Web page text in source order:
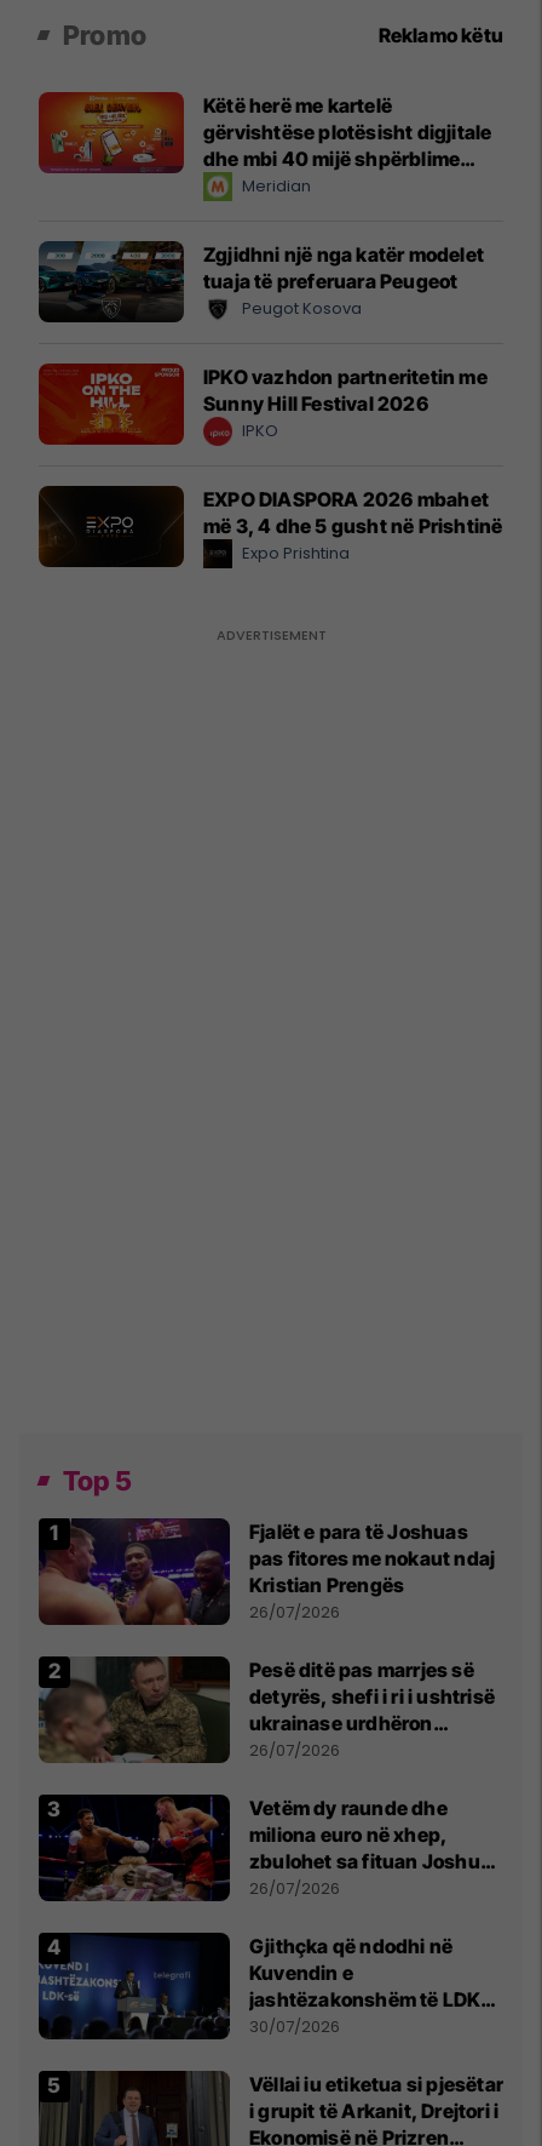
Promo Reklamo këtu
Këtë herë me kartelë
gërvishtëse plotësisht digjitale
dhe mbi 40 mijë shpërblime
instant!Meridian
Zgjidhni një nga katër modelet
tuaja të preferuara Peugeot
Peugot Kosova
IPKO vazhdon partneritetin me
Sunny Hill Festival 2026
IPKO
EXPO DIASPORA 2026 mbahet
më 3, 4 dhe 5 gusht në Prishtinë
Expo Prishtina
Top 5
Fjalët e para të Joshuas
pas fitores me nokaut ndaj
Kristian Prengës
26/07/2026
Pesë ditë pas marrjes së
detyrës, shefi i ri i ushtrisë
ukrainase urdhëron
kontroll të madh
26/07/2026
Vetëm dy raunde dhe
miliona euro në xhep,
zbulohet sa fituan Joshua
e Prenga
26/07/2026
Gjithçka që ndodhi në
Kuvendin e
jashtëzakonshëm të LDK-
së
30/07/2026
Vëllai iu etiketua si pjesëtar
i grupit të Arkanit, Drejtori i
Ekonomisë në Prizren